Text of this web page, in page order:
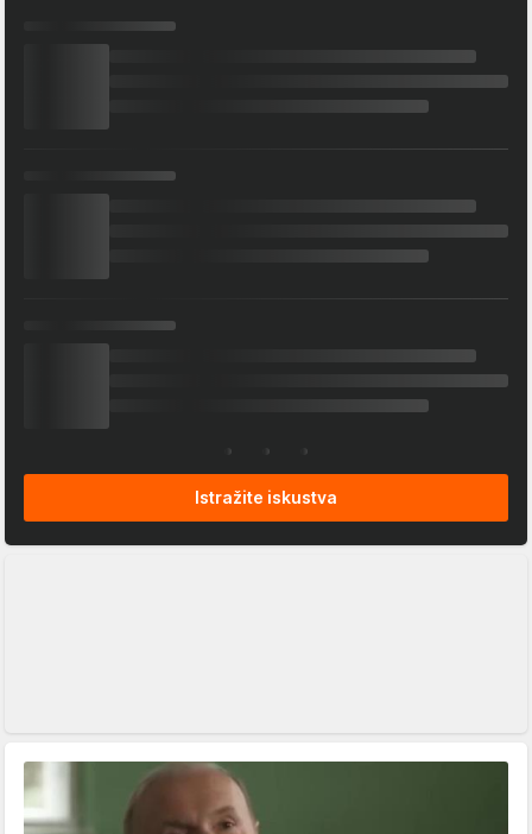
Istražite iskustva